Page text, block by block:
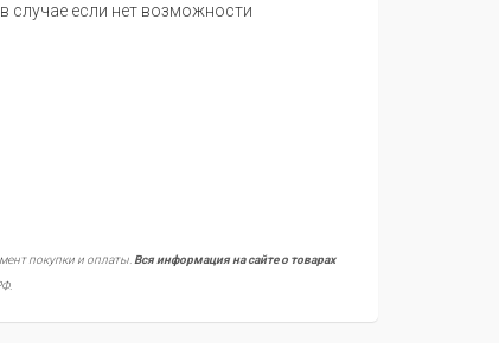
случае если нет возможности
покупки и оплаты. Вся информация на сайте о товарах